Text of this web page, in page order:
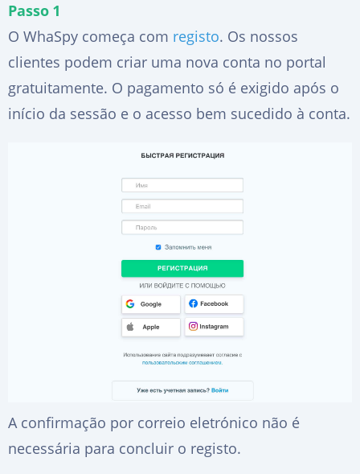
Passo 1
O WhaSpy começa com registo. Os nossos
clientes podem criar uma nova conta no portal
gratuitamente. O pagamento só é exigido após o
início da sessão e o acesso bem sucedido à conta.
A confirmação por correio eletrónico não é
necessária para concluir o registo.